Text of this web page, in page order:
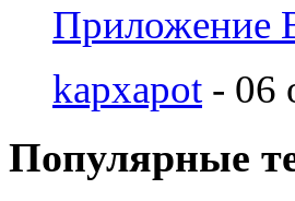
Приложение
kapxapot - 06
Популярные